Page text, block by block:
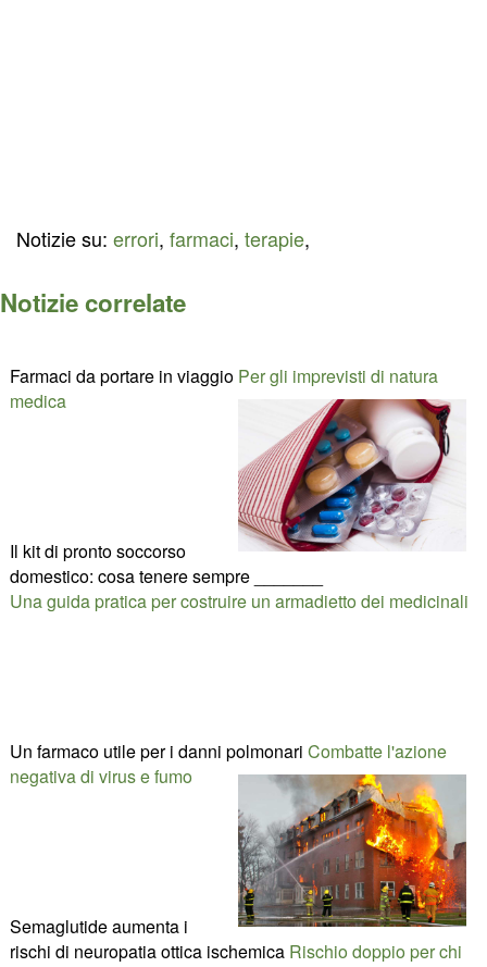
Notizie su: errori, farmaci, terapie,
Notizie correlate
Farmaci da portare in viaggio Per gli imprevisti di natura
medica
Il kit di pronto soccorso
domestico: cosa tenere sempre _______
Una guida pratica per costruire un armadietto dei medicinali
Un farmaco utile per i danni polmonari Combatte l'azione
negativa di virus e fumo
Semaglutide aumenta i
rischi di neuropatia ottica ischemica Rischio doppio per chi